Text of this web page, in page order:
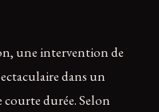
une intervention de
dans un
durée. Selon